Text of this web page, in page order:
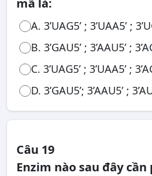
mã là:
A. 3’UAG5’ ; 3’UAA5’ ;
B. 3’GAU5’ ; 3’AAU5’ ;
C. 3’UAG5’ ; 3’UAA5’ ;
D. 3’GAU5’; 3’AAU5’ ;
Câu 19
Enzim nào sau đây